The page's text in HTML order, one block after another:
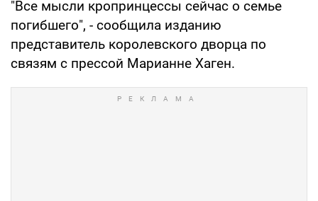
"Все мысли кропринцессы сейчас о семье
погибшего", - сообщила изданию
представитель королевского дворца по
связям с прессой Марианне Хаген.